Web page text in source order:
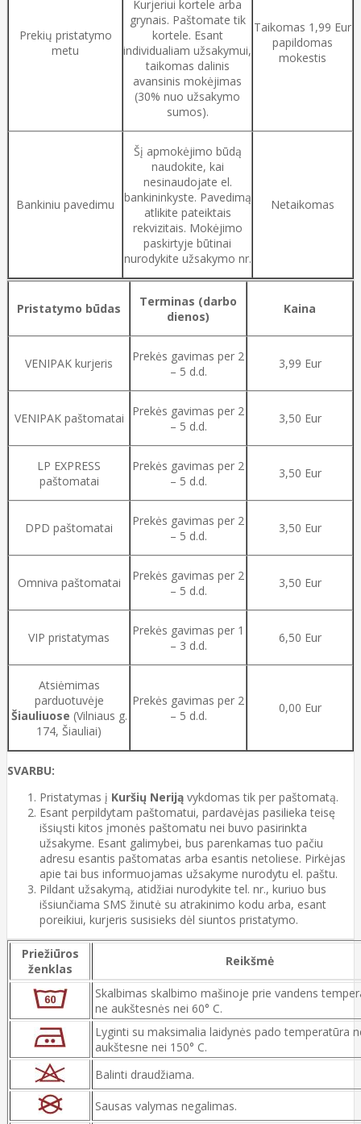
Prekių pristatymo
metu
Kurjeriui kortele arba
grynais. Paštomate tik
kortele. Esant
individualiam užsakymui,
taikomas dalinis
avansinis mokėjimas
(30% nuo užsakymo
sumos).
Taikomas 1,99 Eur
papildomas
mokestis
Bankiniu pavedimu
Šį apmokėjimo būdą
naudokite, kai
nesinaudojate el.
bankininkyste. Pavedimą
atlikite pateiktais
rekvizitais. Mokėjimo
paskirtyje būtinai
nurodykite užsakymo nr.
Netaikomas
Pristatymo būdas
Terminas (darbo
dienos)
Kaina
VENIPAK kurjeris
Prekės gavimas per 2
– 5 d.d.
3,99 Eur
VENIPAK paštomatai
Prekės gavimas per 2
– 5 d.d.
3,50 Eur
LP EXPRESS
paštomatai
Prekės gavimas per 2
– 5 d.d.
3,50 Eur
DPD paštomatai
Prekės gavimas per 2
– 5 d.d.
3,50 Eur
Omniva paštomatai
Prekės gavimas per 2
– 5 d.d.
3,50 Eur
VIP pristatymas
Prekės gavimas per 1
– 3 d.d.
6,50 Eur
Atsiėmimas
parduotuvėje
Šiauliuose (Vilniaus g.
174, Šiauliai)
Prekės gavimas per 2
– 5 d.d.
0,00 Eur
SVARBU:
Pristatymas į Kuršių Neriją vykdomas tik per paštomatą.
Esant perpildytam paštomatui, pardavėjas pasilieka teisę
išsiųsti kitos įmonės paštomatu nei buvo pasirinkta
užsakyme. Esant galimybei, bus parenkamas tuo pačiu
adresu esantis paštomatas arba esantis netoliese. Pirkėjas
apie tai bus informuojamas užsakyme nurodytu el. paštu.
Pildant užsakymą, atidžiai nurodykite tel. nr., kuriuo bus
išsiunčiama SMS žinutė su atrakinimo kodu arba, esant
poreikiui, kurjeris susisieks dėl siuntos pristatymo.
Priežiūros
ženklas
Reikšmė
Skalbimas skalbimo mašinoje prie vandens
ne aukštesnės nei 60° C.
Lyginti su maksimalia laidynės pado temperatūra
aukštesne nei 150° C.
Balinti draudžiama.
Sausas valymas negalimas.